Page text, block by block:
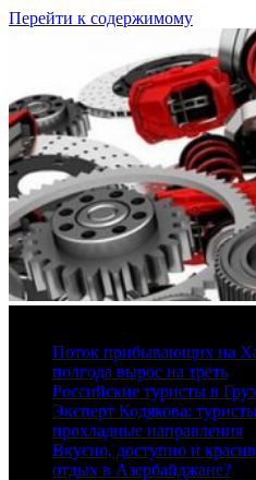
Перейти к содержимому
Поток прибывающих на
полгода вырос на треть
Российские туристы в
Эксперт Кодякова:
прохладные направления
Вкусно, доступно и
отдых в Азербайджане?